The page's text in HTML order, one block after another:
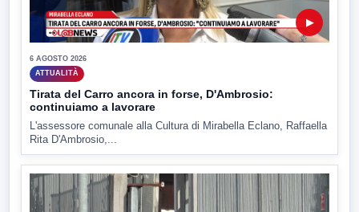
▶
6 AGOSTO 2026
ATTUALITÀ
Tirata del Carro ancora in forse, D'Ambrosio:
continuiamo a lavorare
L'assessore comunale alla Cultura di Mirabella Eclano, Raffaella
Rita D'Ambrosio,...